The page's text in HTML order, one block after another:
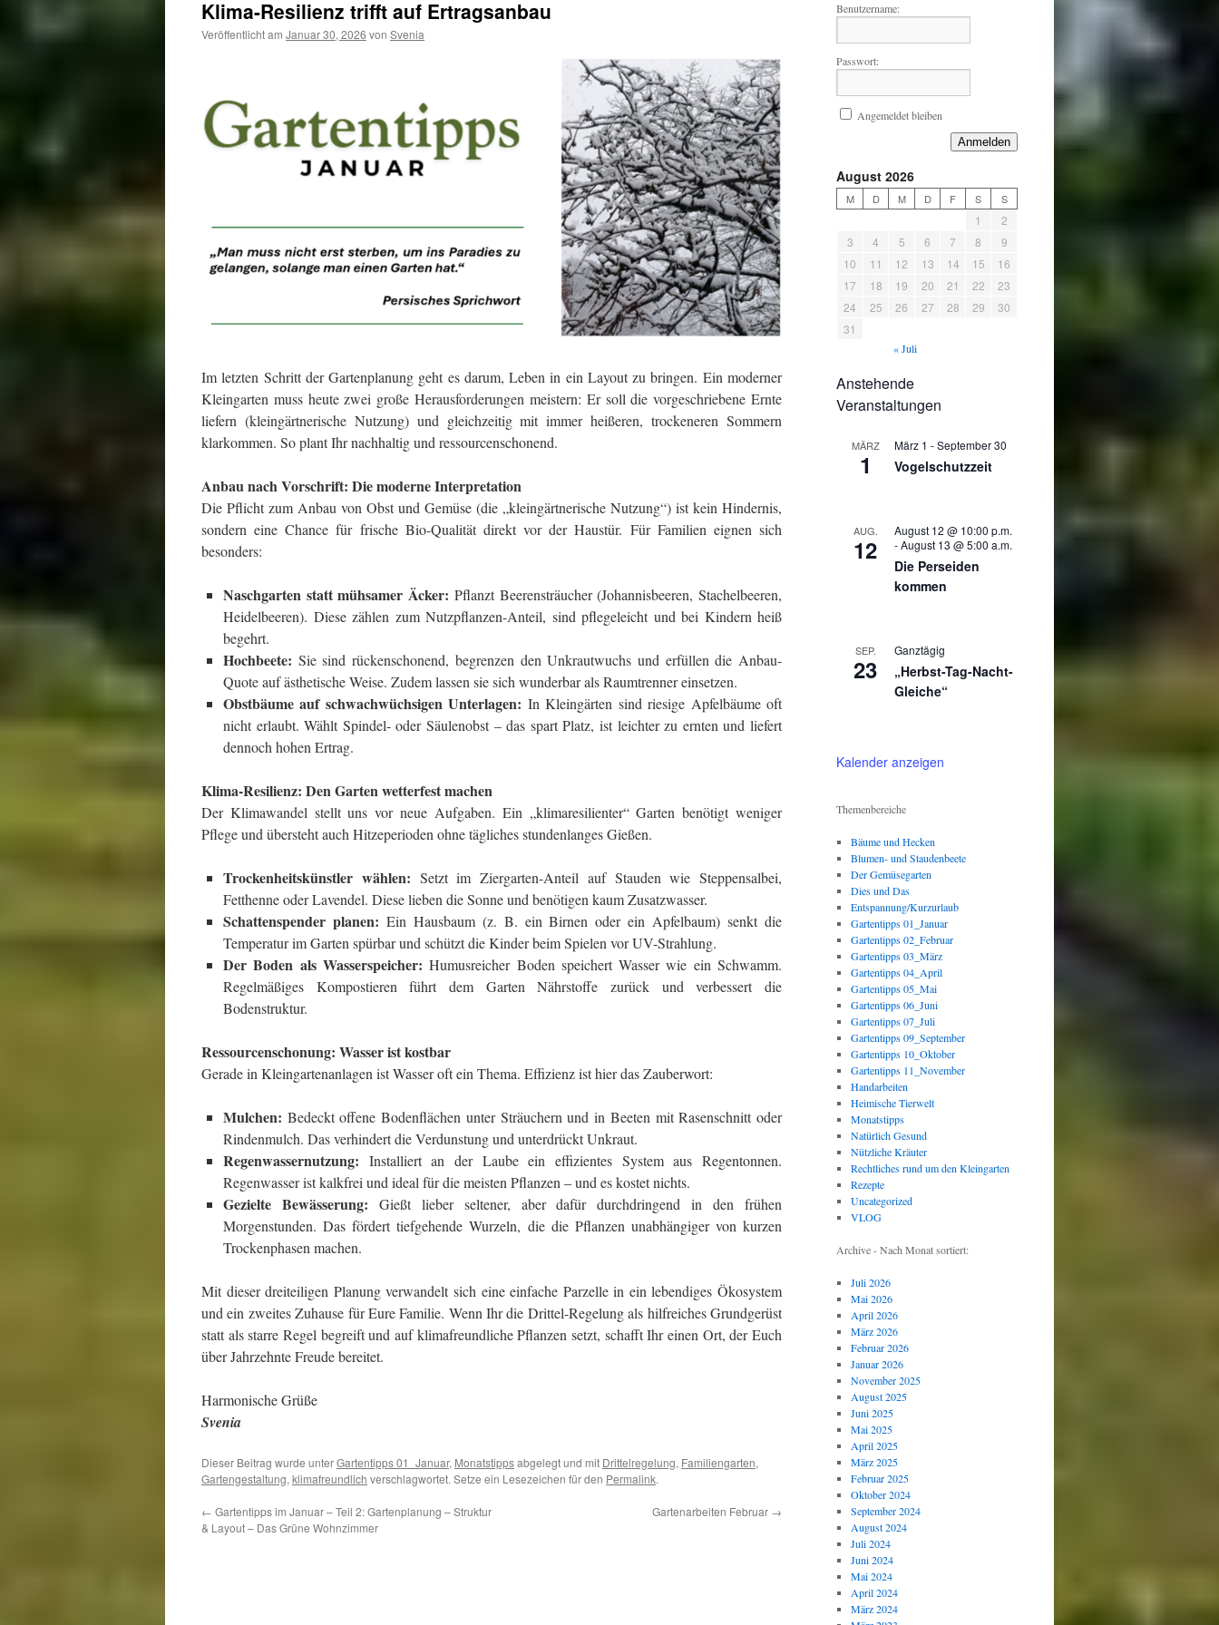
Klima-Resilienz trifft auf Ertragsanbau
Veröffentlicht am Januar 30, 2026 von Svenia
Im letzten Schritt der Gartenplanung geht es darum, Leben in ein Layout zu bringen. Ein moderner
Kleingarten muss heute zwei große Herausforderungen meistern: Er soll die vorgeschriebene Ernte
liefern (kleingärtnerische Nutzung) und gleichzeitig mit immer heißeren, trockeneren Sommern
klarkommen. So plant Ihr nachhaltig und ressourcenschonend.
Anbau nach Vorschrift: Die moderne Interpretation
Die Pflicht zum Anbau von Obst und Gemüse (die „kleingärtnerische Nutzung“) ist kein Hindernis,
sondern eine Chance für frische Bio-Qualität direkt vor der Haustür. Für Familien eignen sich
besonders:
Naschgarten statt mühsamer Äcker: Pflanzt Beerensträucher (Johannisbeeren, Stachelbeeren,
Heidelbeeren). Diese zählen zum Nutzpflanzen-Anteil, sind pflegeleicht und bei Kindern heiß
begehrt.
Hochbeete: Sie sind rückenschonend, begrenzen den Unkrautwuchs und erfüllen die Anbau-
Quote auf ästhetische Weise. Zudem lassen sie sich wunderbar als Raumtrenner einsetzen.
Obstbäume auf schwachwüchsigen Unterlagen: In Kleingärten sind riesige Apfelbäume oft
nicht erlaubt. Wählt Spindel- oder Säulenobst – das spart Platz, ist leichter zu ernten und liefert
dennoch hohen Ertrag.
Klima-Resilienz: Den Garten wetterfest machen
Der Klimawandel stellt uns vor neue Aufgaben. Ein „klimaresilienter“ Garten benötigt weniger
Pflege und übersteht auch Hitzeperioden ohne tägliches stundenlanges Gießen.
Trockenheitskünstler wählen: Setzt im Ziergarten-Anteil auf Stauden wie Steppensalbei,
Fetthenne oder Lavendel. Diese lieben die Sonne und benötigen kaum Zusatzwasser.
Schattenspender planen: Ein Hausbaum (z. B. ein Birnen oder ein Apfelbaum) senkt die
Temperatur im Garten spürbar und schützt die Kinder beim Spielen vor UV-Strahlung.
Der Boden als Wasserspeicher: Humusreicher Boden speichert Wasser wie ein Schwamm.
Regelmäßiges Kompostieren führt dem Garten Nährstoffe zurück und verbessert die
Bodenstruktur.
Ressourcenschonung: Wasser ist kostbar
Gerade in Kleingartenanlagen ist Wasser oft ein Thema. Effizienz ist hier das Zauberwort:
Mulchen: Bedeckt offene Bodenflächen unter Sträuchern und in Beeten mit Rasenschnitt oder
Rindenmulch. Das verhindert die Verdunstung und unterdrückt Unkraut.
Regenwassernutzung: Installiert an der Laube ein effizientes System aus Regentonnen.
Regenwasser ist kalkfrei und ideal für die meisten Pflanzen – und es kostet nichts.
Gezielte Bewässerung: Gießt lieber seltener, aber dafür durchdringend in den frühen
Morgenstunden. Das fördert tiefgehende Wurzeln, die die Pflanzen unabhängiger von kurzen
Trockenphasen machen.
Mit dieser dreiteiligen Planung verwandelt sich eine einfache Parzelle in ein lebendiges Ökosystem
und ein zweites Zuhause für Eure Familie. Wenn Ihr die Drittel-Regelung als hilfreiches Grundgerüst
statt als starre Regel begreift und auf klimafreundliche Pflanzen setzt, schafft Ihr einen Ort, der Euch
über Jahrzehnte Freude bereitet.
Harmonische Grüße
Svenia
Dieser Beitrag wurde unterGartentipps 01_Januar, Monatstippsabgelegt und mit Drittelregelung, Familiengarten,
Gartengestaltung, klimafreundlich verschlagwortet. Setze ein Lesezeichen für den Permalink.
← Gartentipps im Januar – Teil 2: Gartenplanung – Struktur
& Layout – Das Grüne Wohnzimmer
Gartenarbeiten Februar →
Benutzername:
Passwort:
Angemeldet bleiben
Anmelden
August 2026
M D M D F S S
1
2
3
4 5 6 7 8
9
10
11 12 13 14 15
16
17
18 19 20 21 22
23
24
25 26 27 28 29
30
31
« Juli
Anstehende
Veranstaltungen
MÄRZ
1
März 1 -September 30
Vogelschutzzeit
AUG.
12
August 12 @ 10:00 p.m.
-August 13 @ 5:00 a.m.
Die Perseiden
kommen
SEP.
23
Ganztägig
„Herbst-Tag-Nacht-
Gleiche“
Kalender anzeigen
Themenbereiche
Bäume und Hecken
Blumen- und Staudenbeete
Der Gemüsegarten
Dies und Das
Entspannung/Kurzurlaub
Gartentipps 01_Januar
Gartentipps 02_Februar
Gartentipps 03_März
Gartentipps 04_April
Gartentipps 05_Mai
Gartentipps 06_Juni
Gartentipps 07_Juli
Gartentipps 09_September
Gartentipps 10_Oktober
Gartentipps 11_November
Handarbeiten
Heimische Tierwelt
Monatstipps
Natürlich Gesund
Nützliche Kräuter
Rechtliches rund um den Kleingarten
Rezepte
Uncategorized
VLOG
Archive - Nach Monat sortiert:
Juli 2026
Mai 2026
April 2026
März 2026
Februar 2026
Januar 2026
November 2025
August 2025
Juni 2025
Mai 2025
April 2025
März 2025
Februar 2025
Oktober 2024
September 2024
August 2024
Juli 2024
Juni 2024
Mai 2024
April 2024
März 2024